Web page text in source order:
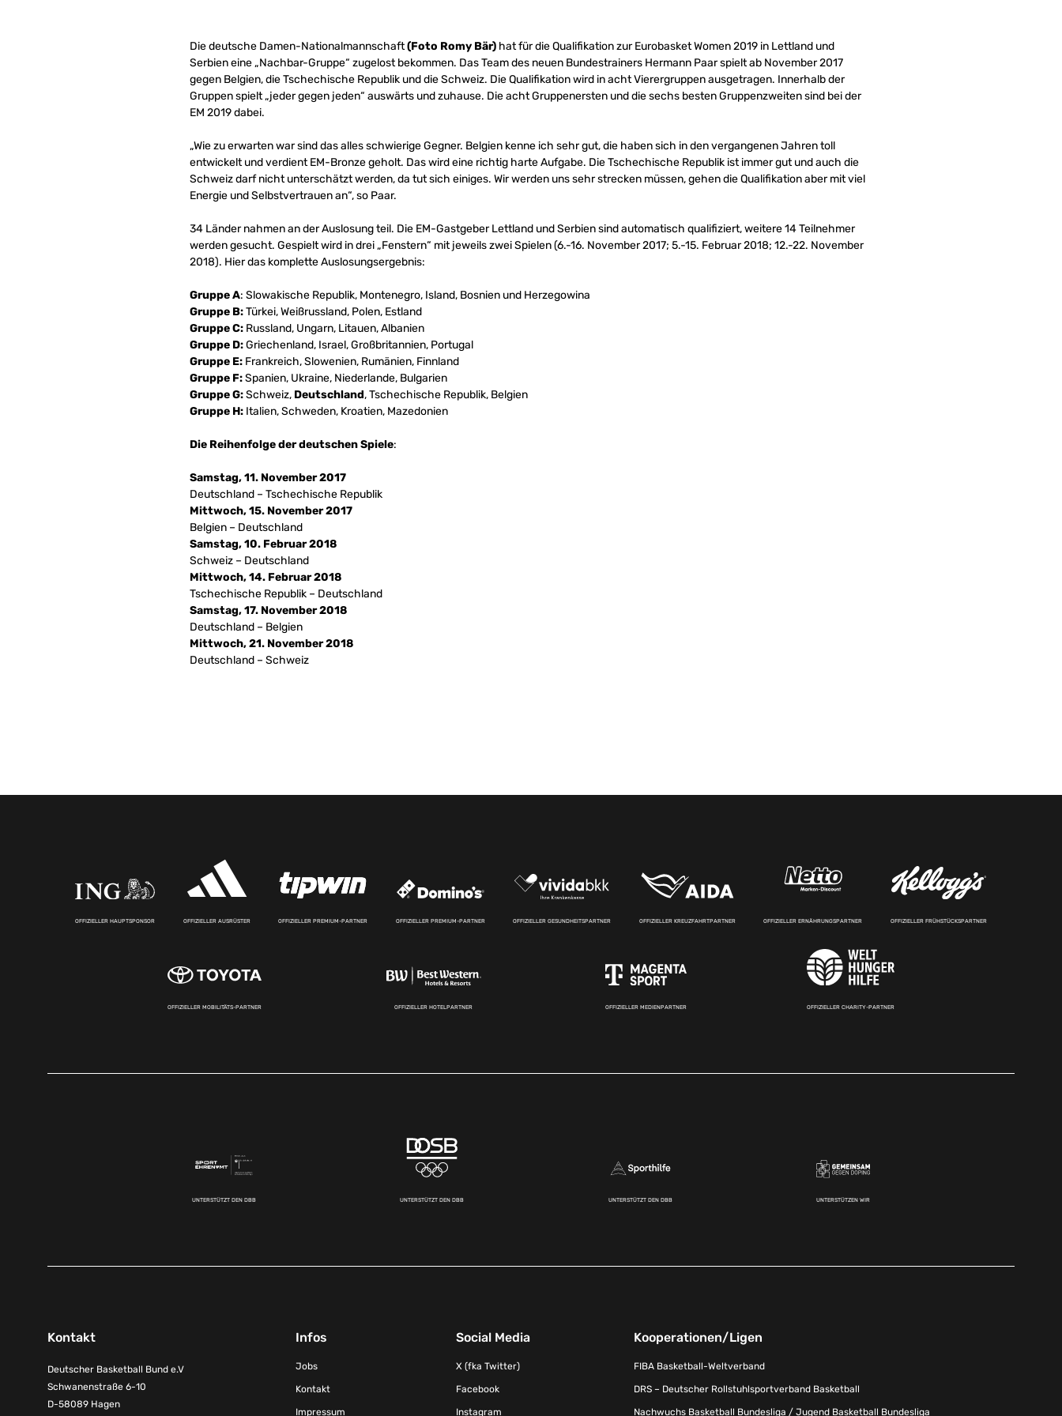
Die deutsche Damen-Nationalmannschaft(Foto Romy Bär) hat für die Qualifikation zur Eurobasket Women 2019 in Lettland und
Serbien eine „Nachbar-Gruppe“ zugelost bekommen. Das Team des neuen Bundestrainers Hermann Paar spielt ab November 2017
gegen Belgien, die Tschechische Republik und die Schweiz. Die Qualifikation wird in acht Vierergruppen ausgetragen. Innerhalb der
Gruppen spielt „jeder gegen jeden“ auswärts und zuhause. Die acht Gruppenersten und die sechs besten Gruppenzweiten sind bei der
EM 2019 dabei.
„Wie zu erwarten war sind das alles schwierige Gegner. Belgien kenne ich sehr gut, die haben sich in den vergangenen Jahren toll
entwickelt und verdient EM-Bronze geholt. Das wird eine richtig harte Aufgabe. Die Tschechische Republik ist immer gut und auch die
Schweiz darf nicht unterschätzt werden, da tut sich einiges. Wir werden uns sehr strecken müssen, gehen die Qualifikation aber mit viel
Energie und Selbstvertrauen an“, so Paar.
34 Länder nahmen an der Auslosung teil. Die EM-Gastgeber Lettland und Serbien sind automatisch qualifiziert, weitere 14 Teilnehmer
werden gesucht. Gespielt wird in drei „Fenstern“ mit jeweils zwei Spielen (6.-16. November 2017; 5.-15. Februar 2018; 12.-22. November
2018). Hier das komplette Auslosungsergebnis:
Gruppe A: Slowakische Republik, Montenegro, Island, Bosnien und Herzegowina
Gruppe B:Türkei, Weißrussland, Polen, Estland
Gruppe C: Russland, Ungarn, Litauen, Albanien
Gruppe D:Griechenland, Israel, Großbritannien, Portugal
Gruppe E: Frankreich, Slowenien, Rumänien, Finnland
Gruppe F:Spanien, Ukraine, Niederlande, Bulgarien
Gruppe G:Schweiz, Deutschland, Tschechische Republik, Belgien
Gruppe H: Italien, Schweden, Kroatien, Mazedonien
Die Reihenfolge der deutschen Spiele:
Samstag, 11. November 2017
Deutschland – Tschechische Republik
Mittwoch, 15. November 2017
Belgien – Deutschland
Samstag, 10. Februar 2018
Schweiz – Deutschland
Mittwoch, 14. Februar 2018
Tschechische Republik – Deutschland
Samstag, 17. November 2018
Deutschland – Belgien
Mittwoch, 21. November 2018
Deutschland – Schweiz
OFFIZIELLER HAUPTSPONSOR OFFIZIELLER AUSRÜSTER OFFIZIELLER PREMIUM-PARTNER OFFIZIELLER PREMIUM-PARTNER OFFIZIELLER GESUNDHEITSPARTNER OFFIZIELLER KREUZFAHRTPARTNER OFFIZIELLER ERNÄHRUNGSPARTNER OFFIZIELLER FRÜHSTÜCKSPARTNER
OFFIZIELLER MOBILITÄTS-PARTNER OFFIZIELLER HOTELPARTNER OFFIZIELLER MEDIENPARTNER OFFIZIELLER CHARITY-PARTNER
UNTERSTÜTZT DEN DBB UNTERSTÜTZT DEN DBB UNTERSTÜTZT DEN DBB UNTERSTÜTZEN WIR
Kontakt
Deutscher Basketball Bund e.V
Schwanenstraße 6-10
D-58089 Hagen
Infos
Jobs
Kontakt
Impressum
Social Media
X (fka Twitter)
Facebook
Instagram
Kooperationen/Ligen
FIBA Basketball-Weltverband
DRS – Deutscher Rollstuhlsportverband Basketball
Nachwuchs Basketball Bundesliga / Jugend Basketball Bundesliga